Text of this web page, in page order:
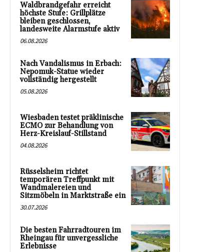
Waldbrandgefahr erreicht
höchste Stufe: Grillplätze
bleiben geschlossen,
landesweite Alarmstufe aktiv
06.08.2026
Nach Vandalismus in Erbach:
Nepomuk-Statue wieder
vollständig hergestellt
05.08.2026
Wiesbaden testet präklinische
ECMO zur Behandlung von
Herz-Kreislauf-Stillstand
04.08.2026
Rüsselsheim richtet
temporären Treffpunkt mit
Wandmalereien und
Sitzmöbeln in Marktstraße ein
30.07.2026
Die besten Fahrradtouren im
Rheingau für unvergessliche
Erlebnisse